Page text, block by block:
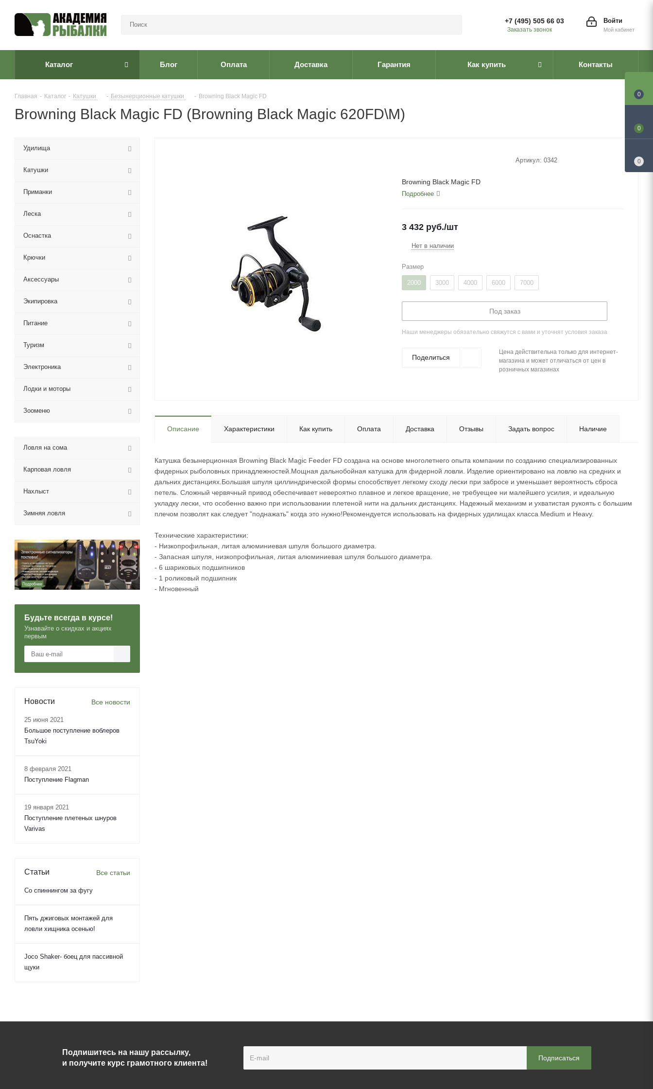
Войти
Мой кабинет
+7 (495) 505 66 03
Заказать звонок
Каталог Блог Оплата Доставка Гарантия Как купить Контакты
Главная - Каталог - Катушки - Безынерционные катушки - Browning Black Magic FD
Browning Black Magic FD (Browning Black Magic 620FD\M)
Артикул: 0342
Browning Black Magic FD
Подробнее
3 432 руб./шт
Нет в наличии
Размер
2000 3000 4000 6000 7000
Под заказ
Наши менеджеры обязательно свяжутся с вами и уточнят условия заказа
Поделиться
Цена действительна только для интернет-
магазина и может отличаться от цен в
розничных магазинах
Описание Характеристики Как купить Оплата Доставка Отзывы Задать вопрос Наличие
Катушка безынерционная Browning Black Magic Feeder FD создана на основе многолетнего опыта компании по созданию специализированных
фидерных рыболовных принадлежностей.Мощная дальнобойная катушка для фидерной ловли. Изделие ориентировано на ловлю на средних и
дальних дистанциях.Большая шпуля циллиндрической формы способствует легкому сходу лески при забросе и уменьшает вероятность сброса
петель. Сложный червячный привод обеспечивает невероятно плавное и легкое вращение, не требуещее ни малейшего усилия, и идеальную
укладку лески, что особенно важно при использовании плетеной нити на дальних дистанциях. Надежный механизм и ухватистая рукоять с большим
плечом позволят как следует "поднажать" когда это нужно!Рекомендуется использовать на фидерных удилищах класса Medium и Heavy.
Технические характеристики:
- Низкопрофильная, литая алюминиевая шпуля большого диаметра.
- Запасная шпуля, низкопрофильная, литая алюминиевая шпуля большого диаметра.
- 6 шариковых подшипников
- 1 роликовый подшипник
- Мгновенный
Удилища
Катушки
Приманки
Леска
Оснастка
Крючки
Аксессуары
Экипировка
Питание
Туризм
Электроника
Лодки и моторы
Зооменю
Ловля на сома
Карповая ловля
Нахлыст
Зимняя ловля
Будьте всегда в курсе!
Узнавайте о скидках и акциях
первым
Новости Все новости
25 июня 2021
Большое поступление воблеров
TsuYoki
8 февраля 2021
Поступление Flagman
19 января 2021
Поступление плетеных шнуров
Varivas
Статьи Все статьи
Со спиннингом за фугу
Пять джиговых монтажей для
ловли хищника осенью!
Joco Shaker- боец для пассивной
щуки
Подпишитесь на нашу рассылку,
и получите курс грамотного клиента!
0
0
0